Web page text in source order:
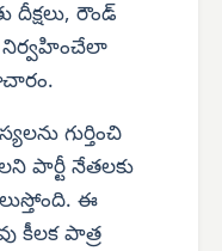
రౌండ్
నిర్వహించేలా
గుర్తించి
పార్టీ నేతలకు
ఈ
కీలక పాత్ర